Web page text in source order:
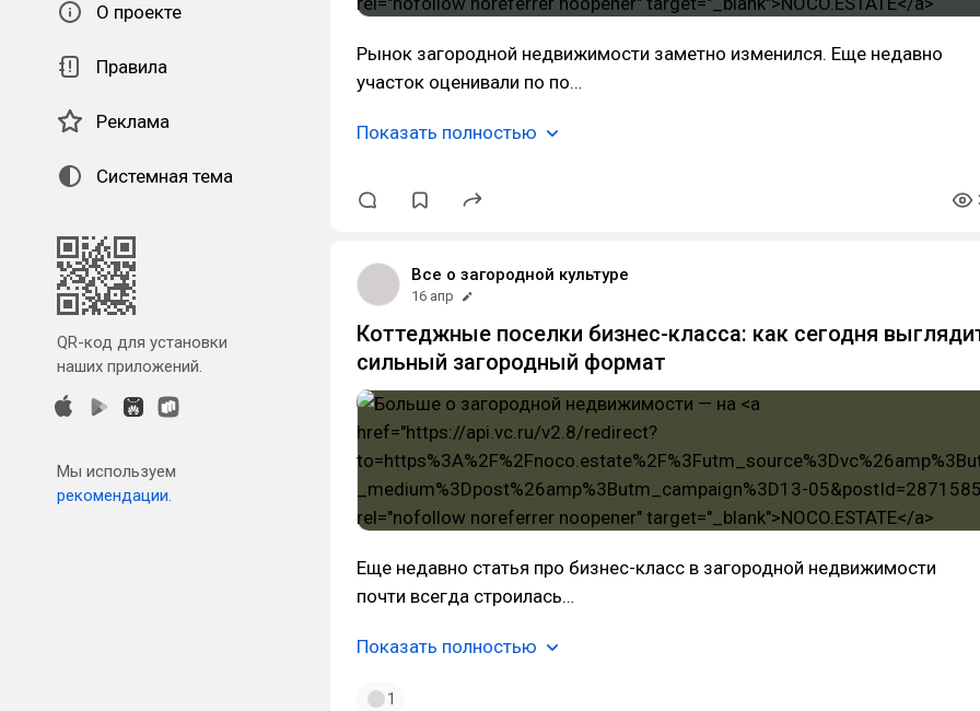
О проекте
Правила
Реклама
Системная тема
QR-код для установки
наших приложений.
Мы используем
рекомендации.
Рынок загородной недвижимости заметно изменился. Еще недавно
участок оценивали по по…
Показать полностью
Все о загородной культуре
16 апр
Коттеджные поселки бизнес-класса: как сегодня
сильный загородный формат
Еще недавно статья про бизнес-класс в загородной недвижимости
почти всегда строилась…
Показать полностью
1